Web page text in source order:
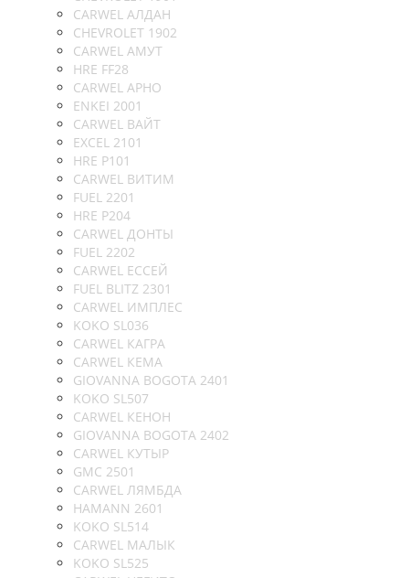
CARWEL АЛДАН
CHEVROLET 1902
CARWEL АМУТ
HRE FF28
CARWEL АРНО
ENKEI 2001
CARWEL ВАЙТ
EXCEL 2101
HRE P101
CARWEL ВИТИМ
FUEL 2201
HRE P204
CARWEL ДОНТЫ
FUEL 2202
CARWEL ЕССЕЙ
FUEL BLITZ 2301
CARWEL ИМПЛЕС
KOKO SL036
CARWEL КАГРА
CARWEL КЕМА
GIOVANNA BOGOTA 2401
KOKO SL507
CARWEL КЕНОН
GIOVANNA BOGOTA 2402
CARWEL КУТЫР
GMC 2501
CARWEL ЛЯМБДА
HAMANN 2601
KOKO SL514
CARWEL МАЛЫК
KOKO SL525